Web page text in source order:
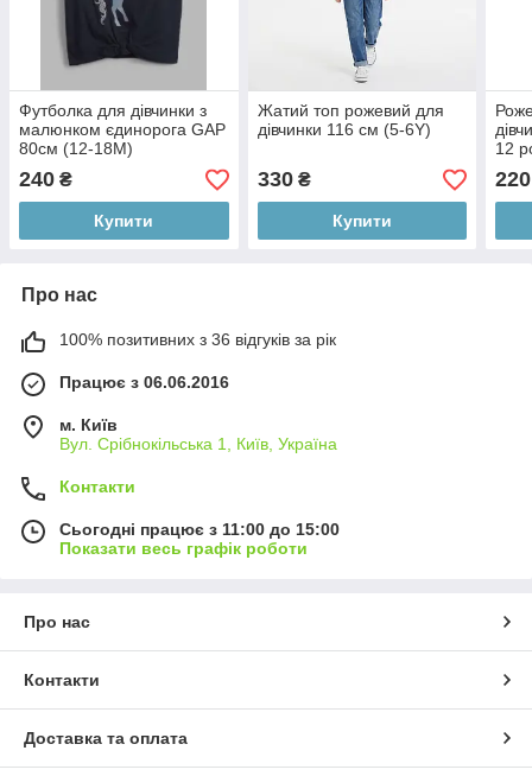
Футболка для дівчинки з
малюнком єдинорога GAP
80см (12-18М)
240 ₴
Купити
Жатий топ рожевий для
дівчинки 116 см (5-6Y)
330₴
Купити
12
220
Про нас
100% позитивних з 36 відгуків за рік
Працює з 06.06.2016
м. Київ
Вул. Срібнокільська 1, Київ, Україна
Контакти
Сьогодні працює з 11:00 до 15:00
Показати весь графік роботи
Про нас
Контакти
Доставка та оплата